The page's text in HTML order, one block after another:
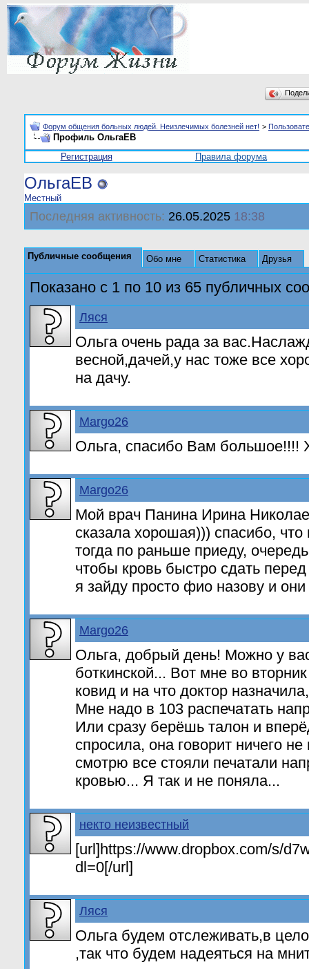
Форум общения больных людей. Неизлечимых болезней нет! >
Профиль ОльгаЕВ
Регистрация
Правила форума
ОльгаЕВ
Местный
Последняя активность: 26.05.2025 18:38
Публичные сообщения Обо мне Статистика Друзья
Показано с 1 по 10 из 65 публичных
Ляся
Ольга очень рада за
весной,дачей,у нас тоже все
на дачу.
Margo26
Ольга, спасибо Вам большое!!!!
Margo26
Мой врач Панина Ирина
сказала хорошая))) спасибо,
тогда по раньше приеду,
чтобы кровь быстро сдать
я зайду просто фио назову и
Margo26
Ольга, добрый день! Можно у
боткинской... Вот мне во
ковид и на что доктор
Мне надо в 103 распечатать
Или сразу берёшь талон и
спросила, она говорит ничего
смотрю все стояли печатали
кровью... Я так и не поняла...
некто неизвестный
[url]https://www.dropbox.com/s/
dl=0[/url]
Ляся
Ольга будем отслеживать,в
,так что будем надеяться на